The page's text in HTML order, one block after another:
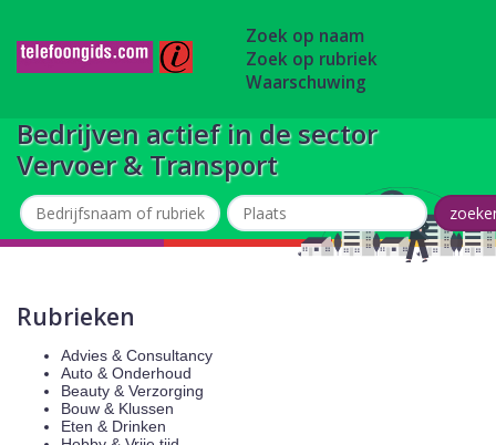
Zoek op naam
Zoek op rubriek
Waarschuwing
Bedrijven actief in de sector
Vervoer & Transport
Rubrieken
Advies & Consultancy
Auto & Onderhoud
Beauty & Verzorging
Bouw & Klussen
Eten & Drinken